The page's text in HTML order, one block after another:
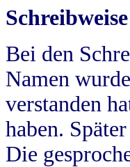
Bei den
Namen
verstanden
haben.
Die